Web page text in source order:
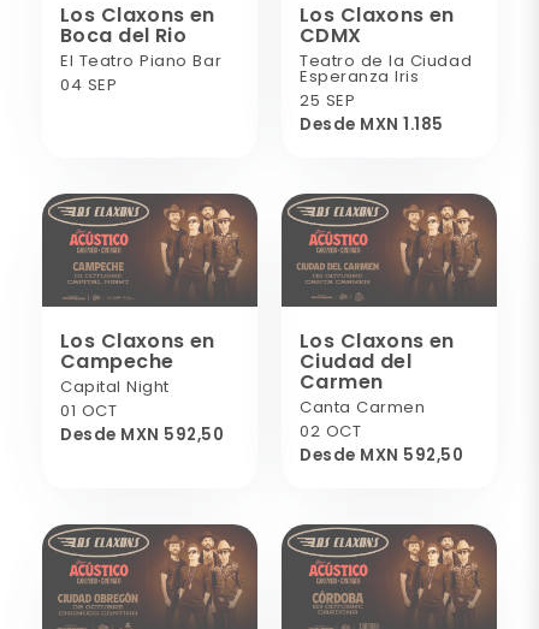
Los Claxons en
Boca del Rio
El Teatro Piano Bar
04 SEP
Los Claxons en
CDMX
Teatro de la Ciudad
Esperanza Iris
25 SEP
Desde MXN 1.185
Los Claxons en
Campeche
Capital Night
01 OCT
Desde MXN 592,50
Los Claxons en
Ciudad del
Carmen
Canta Carmen
02 OCT
Desde MXN 592,50